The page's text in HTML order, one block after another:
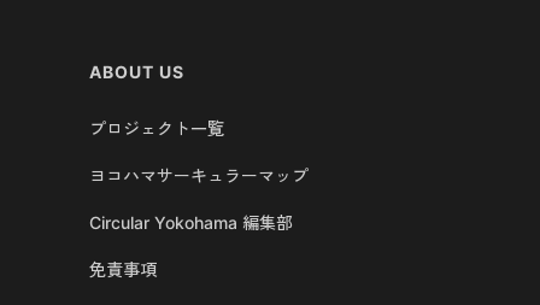
ABOUT US
プロジェクト一覧
ヨコハマサーキュラーマップ
Circular Yokohama 編集部
免責事項